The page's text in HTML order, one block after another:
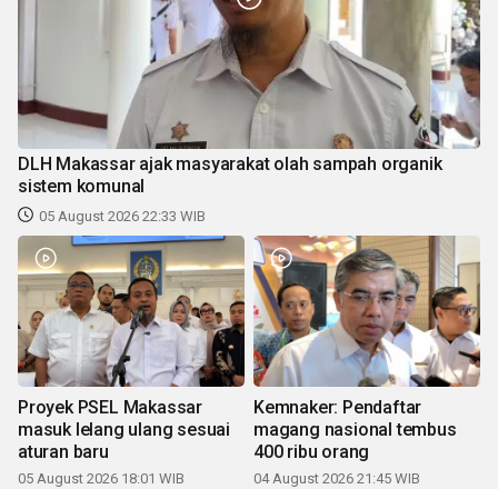
DLH Makassar ajak masyarakat olah sampah organik
sistem komunal
05 August 2026 22:33 WIB
Proyek PSEL Makassar
masuk lelang ulang sesuai
aturan baru
05 August 2026 18:01 WIB
Kemnaker: Pendaftar
magang nasional tembus
400 ribu orang
04 August 2026 21:45 WIB